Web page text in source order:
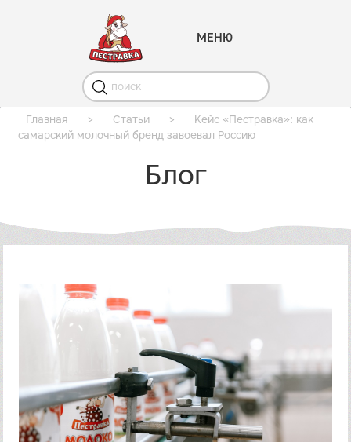
МЕНЮ
Главная > Статьи >
Кейс «Пестравка»: как
самарский молочный бренд завоевал Россию
Блог